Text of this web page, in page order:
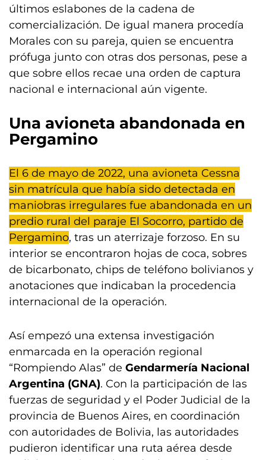
últimos eslabones de la cadena de
comercialización. De igual manera procedía
Morales con su pareja, quien se encuentra
prófuga junto con otras dos personas, pese a
que sobre ellos recae una orden de captura
nacional e internacional aún vigente.
Una avioneta abandonada en
Pergamino
El 6 de mayo de 2022, una avioneta Cessna
sin matrícula que había sido detectada en
maniobras irregulares fue abandonada en un
predio rural del paraje El Socorro, partido de
Pergamino, tras un aterrizaje forzoso. En su
interior se encontraron hojas de coca, sobres
de bicarbonato, chips de teléfono bolivianos y
anotaciones que indicaban la procedencia
internacional de la operación.
Así empezó una extensa investigación
enmarcada en la operación regional
“Rompiendo Alas” de Gendarmería Nacional
Argentina (GNA). Con la participación de las
fuerzas de seguridad y el Poder Judicial de la
provincia de Buenos Aires, en coordinación
con autoridades de Bolivia, las autoridades
pudieron identificar una ruta aérea desde